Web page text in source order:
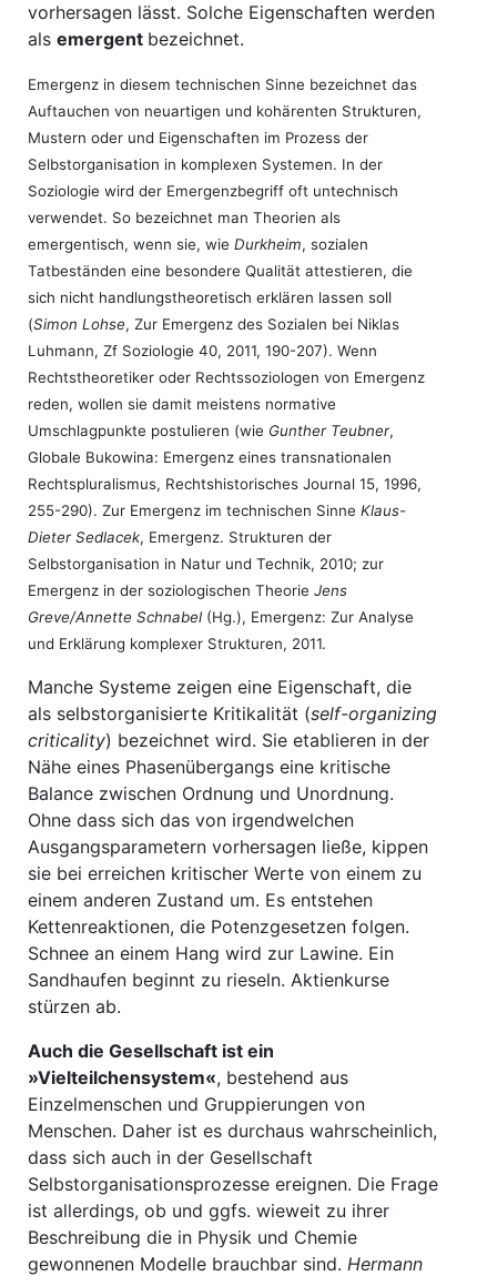
vorhersagen lässt. Solche Eigenschaften werden
als emergent bezeichnet.
Emergenz in diesem technischen Sinne bezeichnet das
Auftauchen von neuartigen und kohärenten Strukturen,
Mustern oder und Eigenschaften im Prozess der
Selbstorganisation in komplexen Systemen. In der
Soziologie wird der Emergenzbegriff oft untechnisch
verwendet. So bezeichnet man Theorien als
emergentisch, wenn sie, wie Durkheim, sozialen
Tatbeständen eine besondere Qualität attestieren, die
sich nicht handlungstheoretisch erklären lassen soll
(Simon Lohse, Zur Emergenz des Sozialen bei Niklas
Luhmann, Zf Soziologie 40, 2011, 190-207). Wenn
Rechtstheoretiker oder Rechtssoziologen von Emergenz
reden, wollen sie damit meistens normative
Umschlagpunkte postulieren (wie Gunther Teubner,
Globale Bukowina: Emergenz eines transnationalen
Rechtspluralismus, Rechtshistorisches Journal 15, 1996,
255-290). Zur Emergenz im technischen Sinne Klaus-
Dieter Sedlacek, Emergenz. Strukturen der
Selbstorganisation in Natur und Technik, 2010; zur
Emergenz in der soziologischen Theorie Jens
Greve/Annette Schnabel (Hg.), Emergenz: Zur Analyse
und Erklärung komplexer Strukturen, 2011.
Manche Systeme zeigen eine Eigenschaft, die
als selbstorganisierte Kritikalität (self-organizing
criticality) bezeichnet wird. Sie etablieren in der
Nähe eines Phasenübergangs eine kritische
Balance zwischen Ordnung und Unordnung.
Ohne dass sich das von irgendwelchen
Ausgangsparametern vorhersagen ließe, kippen
sie bei erreichen kritischer Werte von einem zu
einem anderen Zustand um. Es entstehen
Kettenreaktionen, die Potenzgesetzen folgen.
Schnee an einem Hang wird zur Lawine. Ein
Sandhaufen beginnt zu rieseln. Aktienkurse
stürzen ab.
Auch die Gesellschaft ist ein
»Vielteilchensystem«, bestehend aus
Einzelmenschen und Gruppierungen von
Menschen. Daher ist es durchaus wahrscheinlich,
dass sich auch in der Gesellschaft
Selbstorganisationsprozesse ereignen. Die Frage
ist allerdings, ob und ggfs. wieweit zu ihrer
Beschreibung die in Physik und Chemie
gewonnenen Modelle brauchbar sind. Hermann